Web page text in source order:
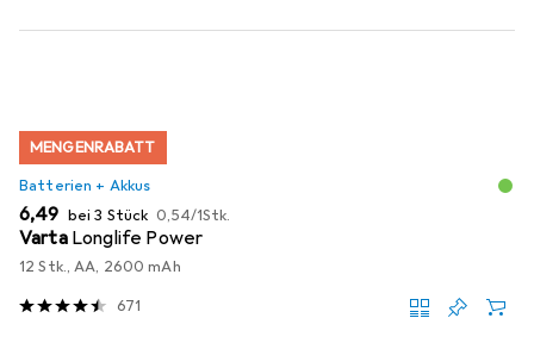
MENGENRABATT
Batterien + Akkus
EUR
6,49 bei 3 Stück EUR
0,54/1Stk.
Varta Longlife Power
12 Stk., AA, 2600 mAh
671